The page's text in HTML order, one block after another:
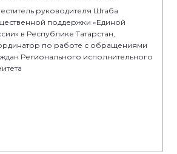
руководителя Штаба
поддержки «Единой
в Республике Татарстан,
по работе с обращениями
Регионального исполнительного